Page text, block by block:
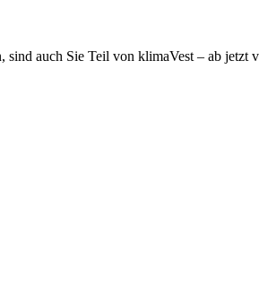
sind auch Sie Teil von klimaVest – ab